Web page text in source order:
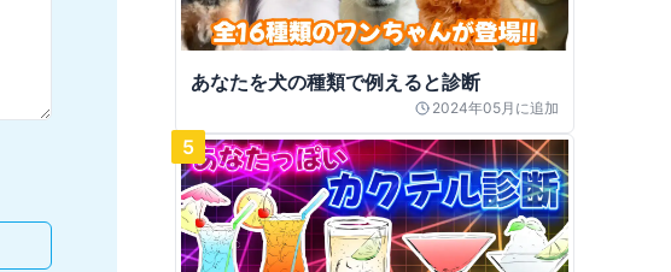
あなたを犬の種類で例えると診断
2024年05月 に追加
5